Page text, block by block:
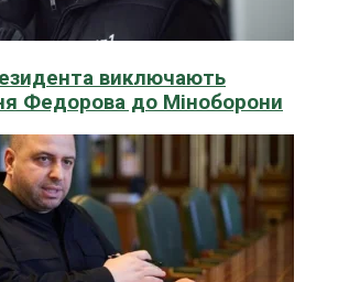
виключають
Федорова до Міноборони